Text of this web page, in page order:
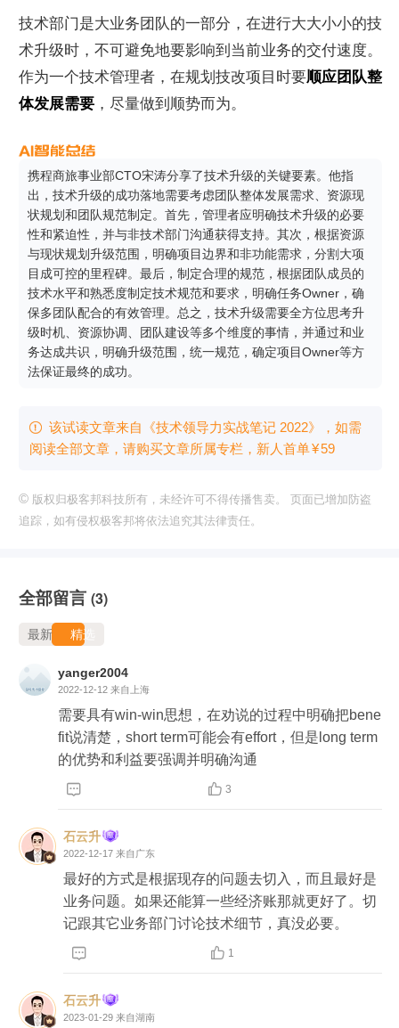
技术部门是大业务团队的一部分，在进行大大小小的技
术升级时，不可避免地要影响到当前业务的交付速度。
作为一个技术管理者，在规划技改项目时要顺应团队整
体发展需要 ，尽量做到顺势而为。
携程商旅事业部CTO宋涛分享了技术升级的关键要素。他指
出，技术升级的成功落地需要考虑团队整体发展需求、资源现
状规划和团队规范制定。首先，管理者应明确技术升级的必要
性和紧迫性，并与非技术部门沟通获得支持。其次，根据资源
与现状规划升级范围，明确项目边界和非功能需求，分割大项
目成可控的里程碑。最后，制定合理的规范，根据团队成员的
技术水平和熟悉度制定技术规范和要求，明确任务Owner，确
保多团队配合的有效管理。总之，技术升级需要全方位思考升
级时机、资源协调、团队建设等多个维度的事情，并通过和业
务达成共识，明确升级范围，统一规范，确定项目Owner等方
法保证最终的成功。
 该试读文章来自《技术领导力实战笔记 2022》，如需
阅读全部文章，请购买文章所属专栏 ，新⼈⾸单¥59
© 版权归极客邦科技所有，未经许可不得传播售卖。 页面已增加防盗
追踪，如有侵权极客邦将依法追究其法律责任。
全部留言 (3)
最新 精选
yanger2004
2022-12-12 来自上海
需要具有win-win思想，在劝说的过程中明确把bene
fit说清楚，short term可能会有effort，但是long term
的优势和利益要强调并明确沟通
  3
石云升
2022-12-17 来自广东
最好的方式是根据现存的问题去切入，而且最好是
业务问题。如果还能算一些经济账那就更好了。切
记跟其它业务部门讨论技术细节，真没必要。
  1
石云升
2023-01-29 来自湖南